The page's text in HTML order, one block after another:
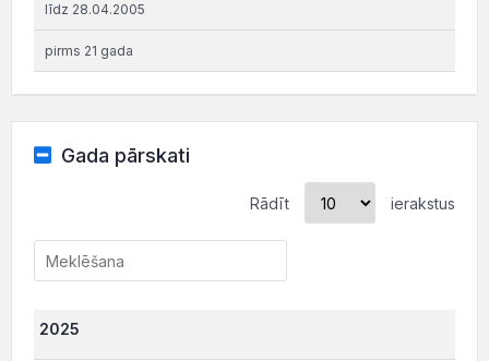
līdz 28.04.2005
pirms 21 gada
Gada pārskati
Rādīt ierakstus
2025